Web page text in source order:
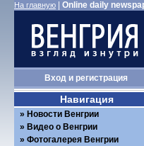
На главную Online daily
Входи регистрация
Навигация
Новости Венгрии
Видео о Венгрии
Фотогалерея Венгрии